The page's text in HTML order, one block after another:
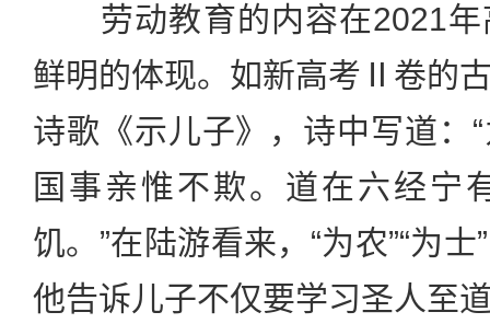
劳动教育的内容在2021年
鲜明的体现。如新高考Ⅱ卷的
诗歌《示儿子》，诗中写道：
国事亲惟不欺。道在六经宁
饥。”在陆游看来，“为农”“为
他告诉儿子不仅要学习圣人至